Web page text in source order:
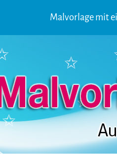
Malvorlage mit